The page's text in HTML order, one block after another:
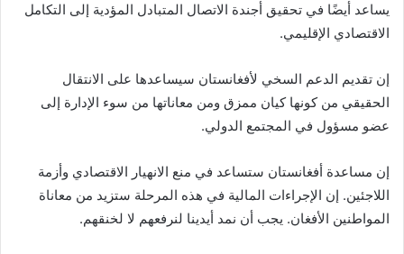
يساعد أيضًا في تحقيق أجندة الاتصال المتبادل المؤدية إلى التكامل
الاقتصادي الإقليمي.
إن تقديم الدعم السخي لأفغانستان سيساعدها على الانتقال
الحقيقي من كونها كيان ممزق ومن معاناتها من سوء الإدارة إلى
عضو مسؤول في المجتمع الدولي.
إن مساعدة أفغانستان ستساعد في منع الانهيار الاقتصادي وأزمة
اللاجئين. إن الإجراءات المالية في هذه المرحلة ستزيد من معاناة
المواطنين الأفغان. يجب أن نمد أيدينا لنرفعهم لا لخنقهم.